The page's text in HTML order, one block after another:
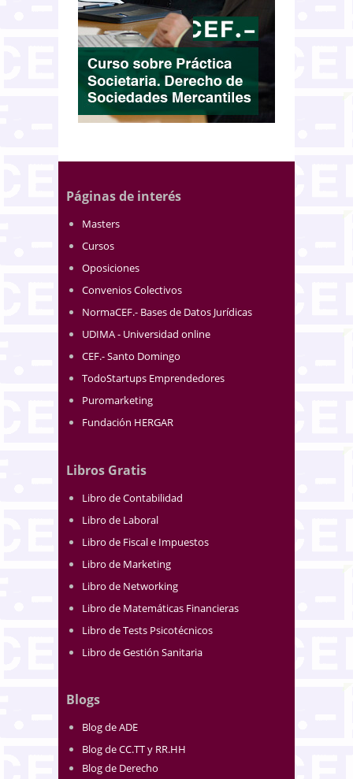
Páginas de interés
Masters
Cursos
Oposiciones
Convenios Colectivos
NormaCEF.- Bases de Datos Jurídicas
UDIMA - Universidad online
CEF.- Santo Domingo
TodoStartups Emprendedores
Puromarketing
Fundación HERGAR
Libros Gratis
Libro de Contabilidad
Libro de Laboral
Libro de Fiscal e Impuestos
Libro de Marketing
Libro de Networking
Libro de Matemáticas Financieras
Libro de Tests Psicotécnicos
Libro de Gestión Sanitaria
Blogs
Blog de ADE
Blog de CC.TT y RR.HH
Blog de Derecho